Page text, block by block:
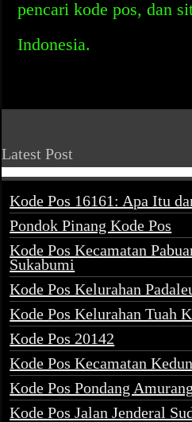
pencari kode pos, dan
Indonesia.
Latest Post
Kode Pos 16161: Apa Itu
Pondok Pinang Kode Pos
Kode Pos Kecamatan
Sukabumi
Kode Pos Kelurahan
Kode Pos Kelurahan Tuah
Kode Pos 20142
Kode Pos Kecamatan
Kode Pos Pondang
Kode Pos Jalan Jenderal